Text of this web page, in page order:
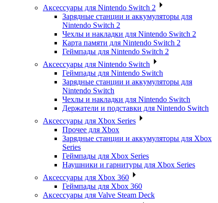
Аксессуары для Nintendo Switch 2
Зарядные станции и аккумуляторы для
Nintendo Switch 2
Чехлы и накладки для Nintendo Switch 2
Карта памяти для Nintendo Switch 2
Геймпады для Nintendo Switch 2
Аксессуары для Nintendo Switch
Геймпады для Nintendo Switch
Зарядные станции и аккумуляторы для
Nintendo Switch
Чехлы и накладки для Nintendo Switch
Держатели и подставки для Nintendo Switch
Аксессуары для Xbox Series
Прочее для Xbox
Зарядные станции и аккумуляторы для Xbox
Series
Геймпады для Xbox Series
Наушники и гарнитуры для Xbox Series
Аксессуары для Xbox 360
Геймпады для Xbox 360
Аксессуары для Valve Steam Deck